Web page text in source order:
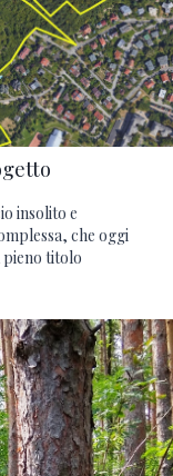
insolito e
che oggi
pieno titolo